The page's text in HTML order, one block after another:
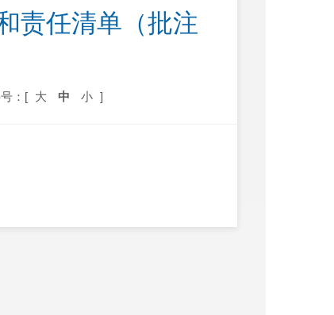
责任清单（批注
：[ 大 中 小 ]